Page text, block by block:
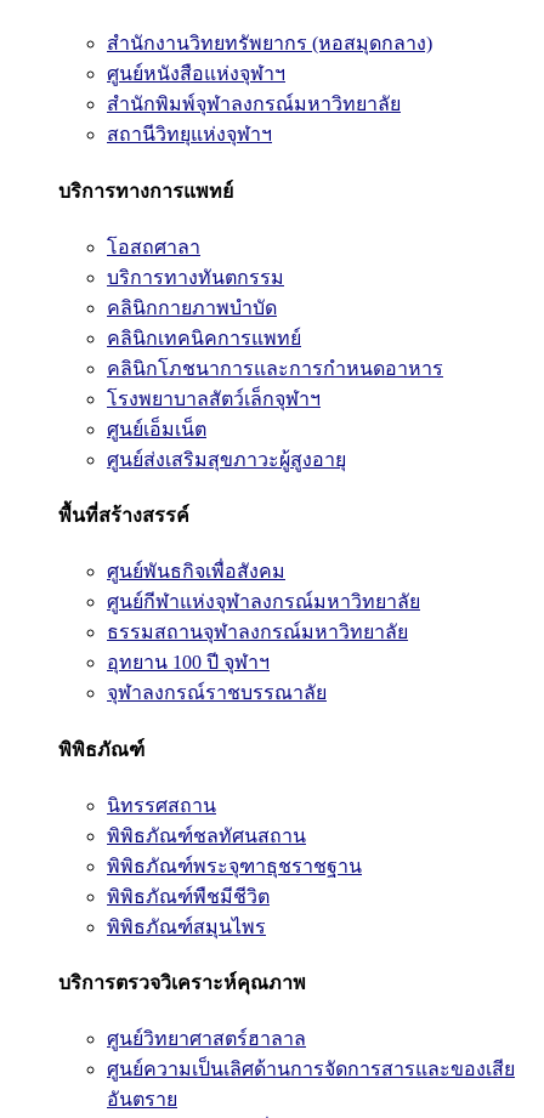
สำนักงานวิทยทรัพยากร (หอสมุดกลาง)
ศูนย์หนังสือแห่งจุฬาฯ
สำนักพิมพ์จุฬาลงกรณ์มหาวิทยาลัย
สถานีวิทยุแห่งจุฬาฯ
บริการทางการแพทย์
โอสถศาลา
บริการทางทันตกรรม
คลินิกกายภาพบำบัด
คลินิกเทคนิคการแพทย์
คลินิกโภชนาการและการกำหนดอาหาร
โรงพยาบาลสัตว์เล็กจุฬาฯ
ศูนย์เอ็มเน็ต
ศูนย์ส่งเสริมสุขภาวะผู้สูงอายุ
พื้นที่สร้างสรรค์
ศูนย์พันธกิจเพื่อสังคม
ศูนย์กีฬาแห่งจุฬาลงกรณ์มหาวิทยาลัย
ธรรมสถานจุฬาลงกรณ์มหาวิทยาลัย
อุทยาน 100 ปี จุฬาฯ
จุฬาลงกรณ์ราชบรรณาลัย
พิพิธภัณฑ์
นิทรรศสถาน
พิพิธภัณฑ์ชลทัศนสถาน
พิพิธภัณฑ์พระจุฑาธุชราชฐาน
พิพิธภัณฑ์พืชมีชีวิต
พิพิธภัณฑ์สมุนไพร
บริการตรวจวิเคราะห์คุณภาพ
ศูนย์วิทยาศาสตร์ฮาลาล
ศูนย์ความเป็นเลิศด้านการจัดการสารและของเสีย
อันตราย